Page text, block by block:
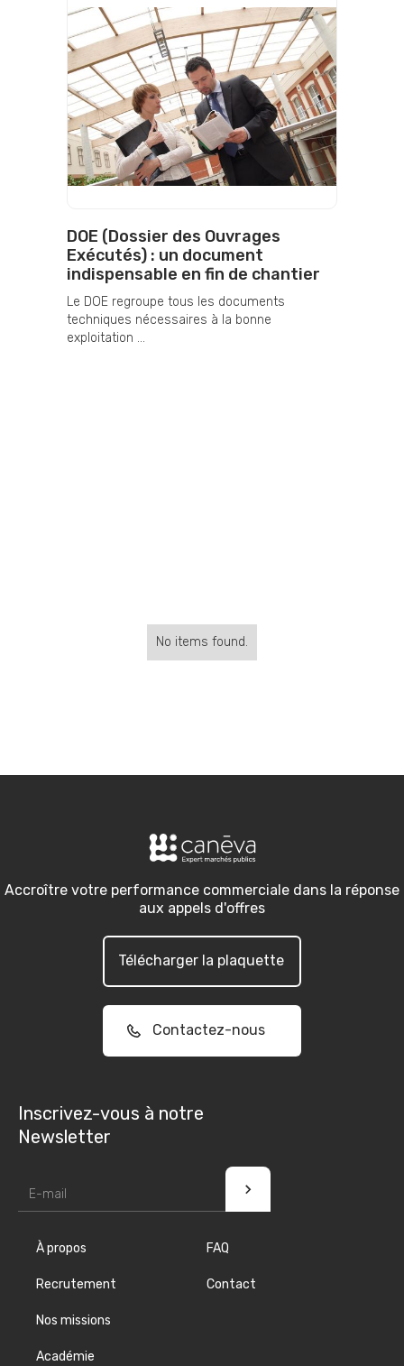
DOE (Dossier des Ouvrages
Exécutés) : un document
indispensable en fin de chantier
Le DOE regroupe tous les documents
techniques nécessaires à la bonne
exploitation ...
No items found.
Accroître votre performance commerciale dans la réponse
aux appels d'offres
Télécharger la plaquette
Contactez-nous
Inscrivez-vous à notre
Newsletter
À propos
Recrutement
Nos missions
Académie
FAQ
Contact